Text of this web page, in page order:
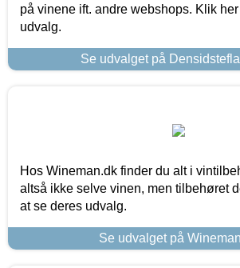
på vinene ift. andre webshops. Klik
udvalg.
Se udvalget på
Hos Wineman.dk finder du alt i
altså ikke selve vinen, men tilbehøret
at se deres udvalg.
Se udvalget på